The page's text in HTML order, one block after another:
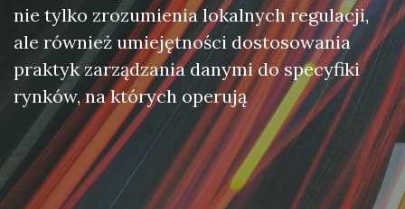
nie tylko zrozumienia lokalnych regulacji,
ale również umiejętności dostosowania
praktyk zarządzania danymi do specyfiki
rynków, na których operują